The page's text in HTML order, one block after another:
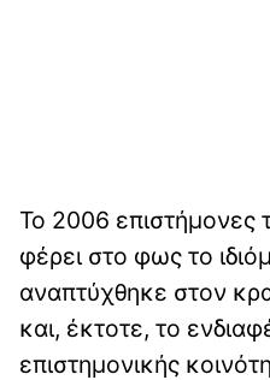
Το 2006 επιστήμονες
φέρει στο φως το
αναπτύχθηκε στον
και, έκτοτε, το
επιστημονικής